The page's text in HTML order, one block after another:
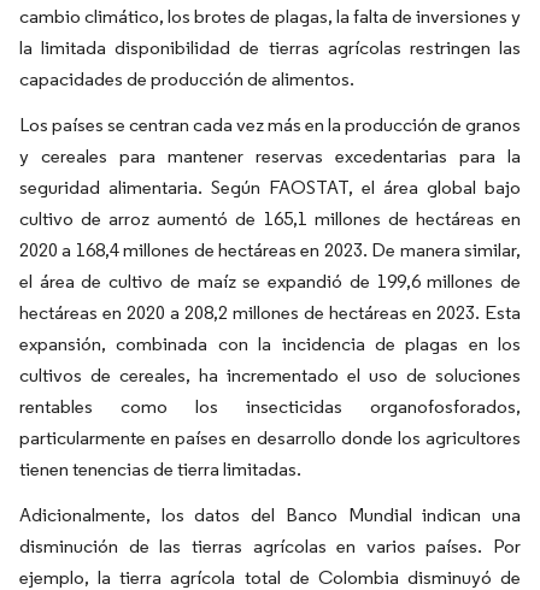
cambio climático, los brotes de plagas, la falta de inversiones y
la limitada disponibilidad de tierras agrícolas restringen las
capacidades de producción de alimentos.
Los países se centran cada vez más en la producción de granos
y cereales para mantener reservas excedentarias para la
seguridad alimentaria. Según FAOSTAT, el área global bajo
cultivo de arroz aumentó de 165,1 millones de hectáreas en
2020 a 168,4 millones de hectáreas en 2023. De manera similar,
el área de cultivo de maíz se expandió de 199,6 millones de
hectáreas en 2020 a 208,2 millones de hectáreas en 2023. Esta
expansión, combinada con la incidencia de plagas en los
cultivos de cereales, ha incrementado el uso de soluciones
rentables como los insecticidas organofosforados,
particularmente en países en desarrollo donde los agricultores
tienen tenencias de tierra limitadas.
Adicionalmente, los datos del Banco Mundial indican una
disminución de las tierras agrícolas en varios países. Por
ejemplo, la tierra agrícola total de Colombia disminuyó de